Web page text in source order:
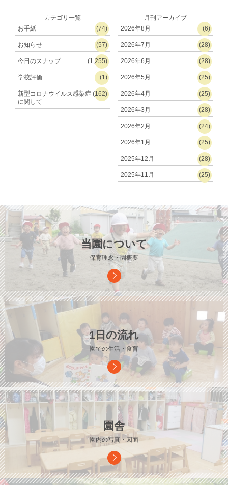
カテゴリ一覧
お手紙
(74)
お知らせ (57)
今日のスナップ (1,255)
学校評価 (1)
新型コロナウイルス感染症
に関して
(162)
月刊アーカイブ
2026年8月
(6)
2026年7月 (28)
2026年6月 (28)
2026年5月 (25)
2026年4月 (25)
2026年3月 (28)
2026年2月 (24)
2026年1月 (25)
2025年12月 (28)
2025年11月 (25)
当園について
保育理念・園概要
1日の流れ
園での生活・食育
園舎
園内の写真・図面